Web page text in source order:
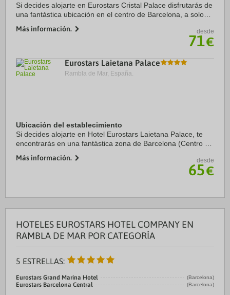
Si decides alojarte en Eurostars Cristal Palace disfrutarás de
una fantástica ubicación en el centro de Barcelona, a solo
Además, este hotel se ...
Más información. desde
71€
Eurostars Laietana Palace
Rambla de Mar, España.
Ubicación del establecimiento
Si decides alojarte en Hotel Eurostars Laietana Palace, te
encontrarás en una fantástica zona de Barcelona (Centro de
Barcelona y Museo Picasso. ...
Más información. desde
65€
HOTELES EUROSTARS HOTEL COMPANY EN
RAMBLA DE MAR POR CATEGORÍA
5 ESTRELLAS:
Eurostars Grand Marina Hotel (Barcelona)
Eurostars Barcelona Central (Barcelona)